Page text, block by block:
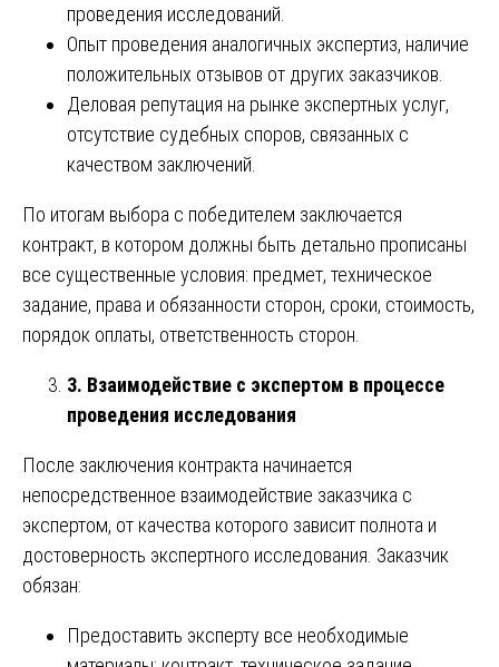
проведения исследований.
Опыт проведения аналогичных экспертиз, наличие
положительных отзывов от других заказчиков.
Деловая репутация на рынке экспертных услуг,
отсутствие судебных споров, связанных с
качеством заключений.
По итогам выбора с победителем заключается
контракт, в котором должны быть детально прописаны
все существенные условия: предмет, техническое
задание, права и обязанности сторон, сроки, стоимость,
порядок оплаты, ответственность сторон.
3. Взаимодействие с экспертом в процессе
проведения исследования
После заключения контракта начинается
непосредственное взаимодействие заказчика с
экспертом, от качества которого зависит полнота и
достоверность экспертного исследования. Заказчик
обязан:
Предоставить эксперту все необходимые